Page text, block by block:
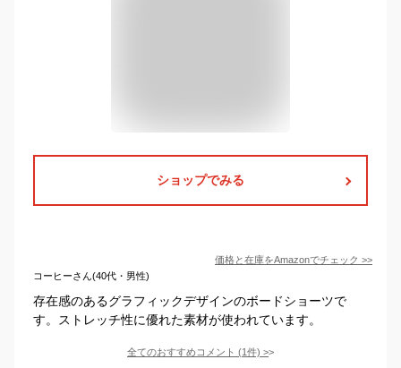
ショップでみる
価格と在庫をAmazonでチェック >>
コーヒーさん(40代・男性)
存在感のあるグラフィックデザインのボードショーツで
す。ストレッチ性に優れた素材が使われています。
全てのおすすめコメント (1件) >